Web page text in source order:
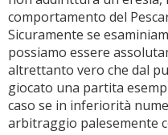
comportamento del
Sicuramente se
possiamo essere
altrettanto vero che dal
giocato una partita
caso se in inferiorità
arbitraggio palesemente